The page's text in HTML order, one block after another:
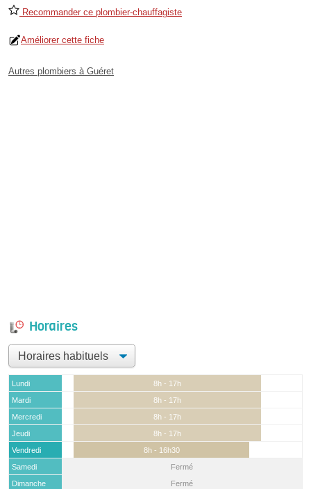
Recommander ce plombier-chauffagiste
Améliorer cette fiche
Autres plombiers à Guéret
Horaires
Lundi
8h - 17h
Mardi
8h - 17h
Mercredi
8h - 17h
Jeudi
8h - 17h
Vendredi
8h - 16h30
Samedi
Fermé
Dimanche
Fermé